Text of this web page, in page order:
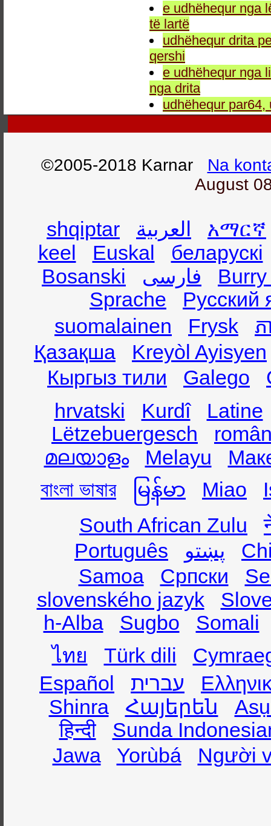
e udhëhequr nga
të lartë
udhëhequr drita
qershi
e udhëhequr nga
nga drita
udhëhequr
©2005-2018 Karnar Na
August
shqiptar العربية
አማርኛ
keel
Euskal
беларускі
Bosanski
فارسی
Sprache
Русский
suomalainen
Frysk
ភ
Қазақша
Kreyòl Ayisyen
Кыргыз тили
Galego
hrvatski
Kurdî
Latine
Lëtzebuergesch
മലയാളം
Melayu
বাংলা ভাষার
မြန်မာ Miao
South African Zulu
Português
پښتو
Samoa
Српски
slovenského jazyk
h-Alba
Sugbo
Somali
ไทย
Türk dili
Español
עברית
Shinra
Հայերեն
हिन्दी
Sunda
Jawa
Yorùbá Người